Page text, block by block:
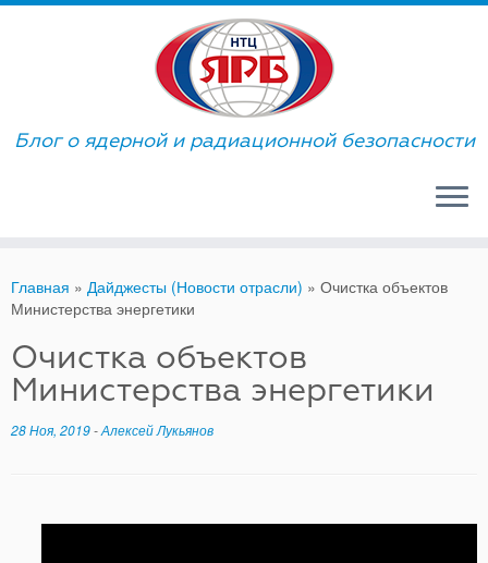
Skip
Блог о ядерной и радиационной безопасности
Главная » Дайджесты (Новости отрасли) » Очистка объектов
Министерства энергетики
Очистка объектов
Министерства энергетики
28 Ноя, 2019-Алексей Лукьянов